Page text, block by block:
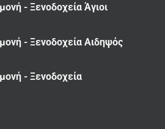
- Ξενοδοχεία Άγιοι
- Ξενοδοχεία Αιδηψός
- Ξενοδοχεία